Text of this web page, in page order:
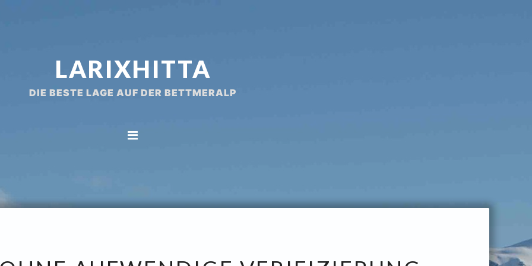
LARIXHITTA
DIE BESTE LAGE AUF DER BETTMERALP